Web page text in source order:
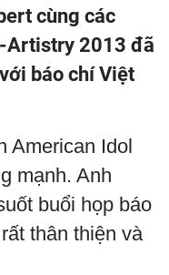
cùng các
Artistry 2013 đã
báo chí Việt
American Idol
mạnh. Anh
buổi họp báo
thân thiện và